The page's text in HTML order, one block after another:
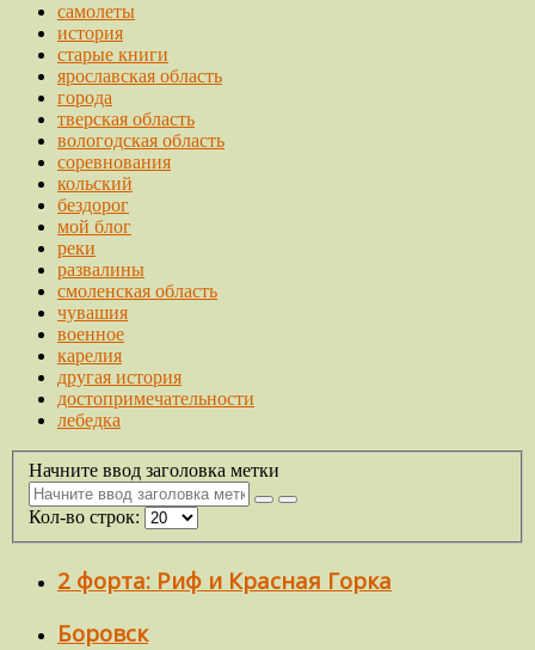
самолеты
история
старые книги
ярославская область
города
тверская область
вологодская область
соревнования
кольский
бездорог
мой блог
реки
развалины
смоленская область
чувашия
военное
карелия
другая история
достопримечательности
лебедка
Начните ввод заголовка метки
Кол-во строк:
2 форта: Риф и Красная Горка
Боровск